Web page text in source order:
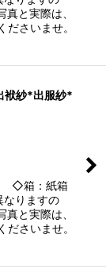
と実際は、
さいませ。
出服紗*
◇箱：紙箱
りますの
と実際は、
さいませ。